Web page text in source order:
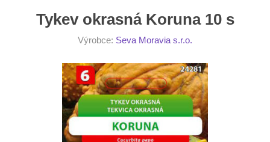
Tykev okrasná Koruna 10 s
Výrobce: Seva Moravia s.r.o.